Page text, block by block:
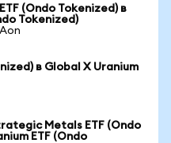
(Ondo Tokenized) в
Tokenized)
в Global X Uranium
Metals ETF (Ondo
ETF (Ondo